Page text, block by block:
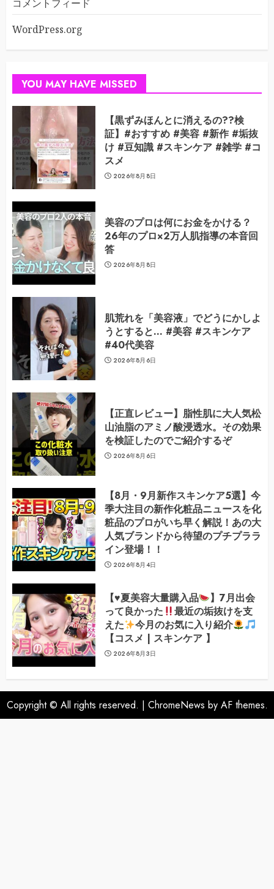
コメントフィード
WordPress.org
YOU MAY HAVE MISSED
【黒ずみほんとに消えるの??検
証】#おすすめ #美容 #新作 #垢抜
け #豆知識 #スキンケア #雑学 #コ
スメ
2026年8月8日
美容のプロは何にお金をかける？
26年のプロ×2万人肌指導の本音回
答
2026年8月8日
肌荒れを「美容液」でどうにかしよ
うとすると… #美容 #スキンケア
#40代美容
2026年8月6日
【正直レビュー】脂性肌に大人気松
山油脂のアミノ酸浸透水。その効果
を検証したのでご紹介するぞ
2026年8月6日
【8月・9月新作スキンケア5選】今
季大注目の新作化粧品ニュースを化
粧品のプロがいち早く解説！あの大
人気ブランドから待望のプチプララ
イン登場！！
2026年8月4日
【♥️夏美容大量購入品
】7月出会
って良かった
最近の垢抜けを支
えた
今月のお気に入り紹介
【コスメ | スキンケア 】
2026年8月3日
Copyright © All rights reserved. | ChromeNews by AF themes.